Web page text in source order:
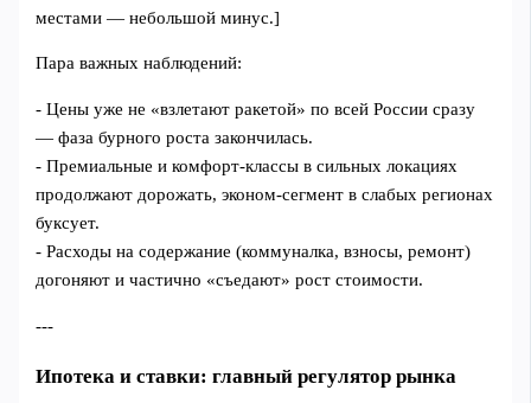
местами — небольшой минус.]
Пара важных наблюдений:
- Цены уже не «взлетают ракетой» по всей России сразу
— фаза бурного роста закончилась.
- Премиальные и комфорт‑классы в сильных локациях
продолжают дорожать, эконом‑сегмент в слабых регионах
буксует.
- Расходы на содержание (коммуналка, взносы, ремонт)
догоняют и частично «съедают» рост стоимости.
---
Ипотека и ставки: главный регулятор рынка